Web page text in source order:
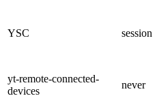
YSC session
yt-remote-connected-
devices
never